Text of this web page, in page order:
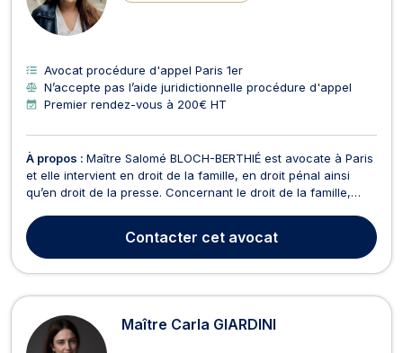
Avocat procédure d'appel Paris 1er
N’accepte pas l’aide juridictionnelle procédure d'appel
Premier rendez-vous à 200€ HT
À propos : Maître Salomé BLOCH-BERTHIÉ est avocate à Paris
et elle intervient en droit de la famille, en droit pénal ainsi
qu’en droit de la presse. Concernant le droit de la famille,
cadre du divorce, de la séparation, de la garde d’enfant, de
la pension alimentaire ou encore de...
Contacter cet avocat
Maître Carla GIARDINI